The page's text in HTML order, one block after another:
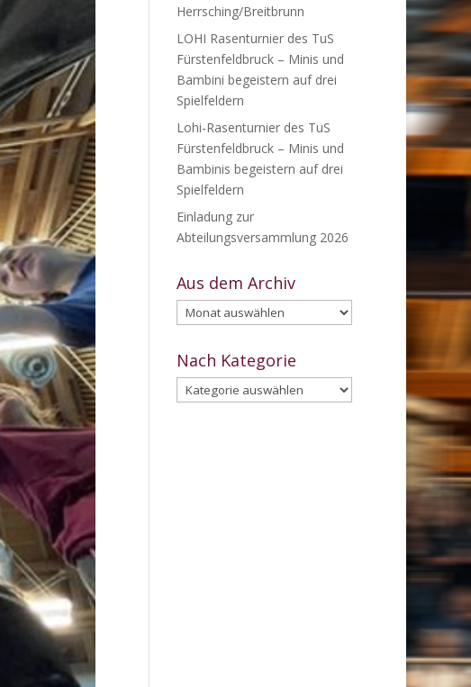
Herrsching/Breitbrunn
LOHI Rasenturnier des TuS
Fürstenfeldbruck – Minis und
Bambini begeistern auf drei
Spielfeldern
Lohi-Rasenturnier des TuS
Fürstenfeldbruck – Minis und
Bambinis begeistern auf drei
Spielfeldern
Einladung zur
Abteilungsversammlung 2026
Aus dem Archiv
Aus
dem
Archiv
Nach Kategorie
Nach
Kategorie